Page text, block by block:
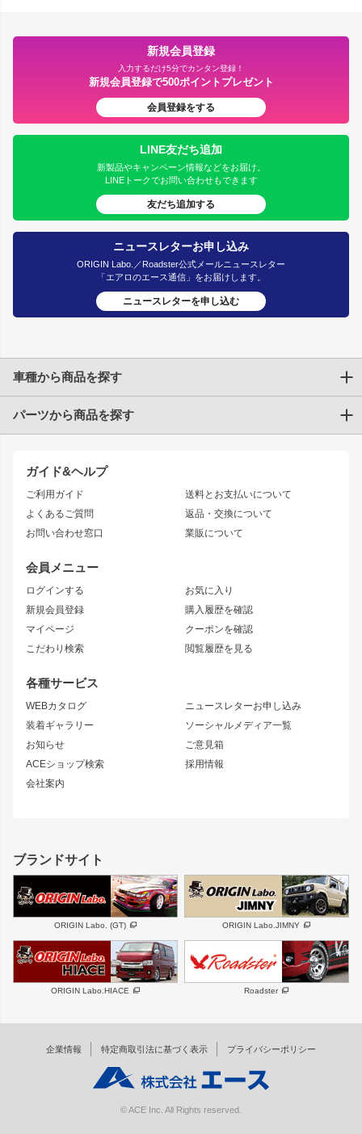
新規会員登録
入力するだけ5分でカンタン登録！
新規会員登録で500ポイントプレゼント
会員登録をする
LINE友だち追加
新製品やキャンペーン情報などをお届け。
LINEトークでお問い合わせもできます
友だち追加する
ニュースレターお申し込み
ORIGIN Labo.／Roadster公式メールニュースレター
「エアロのエース通信」をお届けします。
ニュースレターを申し込む
ガイド&ヘルプ
ご利用ガイド
よくあるご質問
お問い合わせ窓口
送料とお支払いについて
返品・交換について
業販について
会員メニュー
ログインする
新規会員登録
マイページ
こだわり検索
お気に入り
購入履歴を確認
クーポンを確認
閲覧履歴を見る
各種サービス
WEBカタログ
装着ギャラリー
お知らせ
ACEショップ検索
会社案内
ニュースレターお申し込み
ソーシャルメディア一覧
ご意見箱
採用情報
車種から商品を探す
トヨタ
JZX90 CHASER
JZX110 MARK II
JZX100 MARK II
JZX90 MARK II
トレノ
マークX
アリスト
ソアラ
アルテッツァ
ニッサン
S15 シルビア
S14 シルビア 後期
S13 シルビア
180SX
シルエイティ
ワンビア
ローレル
セフィーロ
キャラバン
スズキ
GS350
SC
スバル 三菱
デリカ D:5
軽自動車 汎用
パーツから商品を探す
エアロシリーズ
ドリフトライン
風神
雷神
レーシングライン
アタックライン
ストリームライン
リアウイング
ジムニーパーツ
ホイール
MUD-S7
MUD-SR7
まつど家 鉄漢
ボンネット
フェンダー
サイドパーツ
リアゲート
メンテナンスパーツ
ハイエースパーツ
ホイール
DAYTONA-RS
DAYTONA-RS NEO
エアロシリーズ
RUGGER MODEL
DTM:exclusive
オーバーフェンダー
ワイパーガード
ブランドサイト
ORIGIN Labo. (GT) ORIGIN Labo.JIMNY
ORIGIN Labo.HIACE Roadster
企業情報 特定商取引法に基づく表示 プライバシーポリシー
© ACE Inc. All Rights reserved.